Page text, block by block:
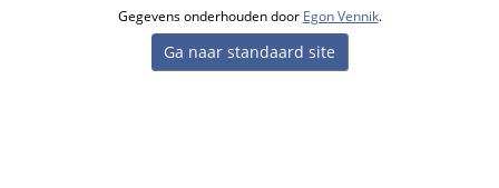
Gegevens onderhouden door Egon Vennik.
Ga naar standaard site